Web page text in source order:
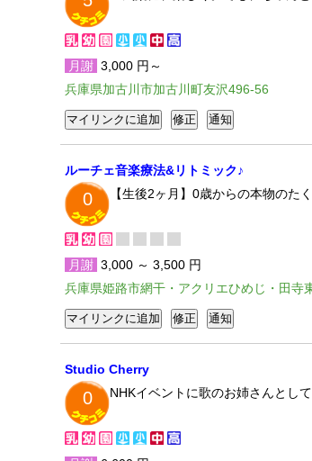
月謝 3,000 円～
兵庫県加古川市加古川町友沢496-56
ルーチェ音楽療法&リトミック♪
0 【生後2ヶ月】0歳からの本物の
月謝 3,000 ～ 3,500 円
兵庫県姫路市網干・アクリエひめじ・田寺
Studio Cherry
0 NHKイベントに歌のお姉さんとし